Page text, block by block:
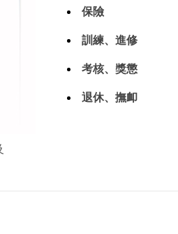
保險
訓練、進修
考核、獎懲
退休、撫卹